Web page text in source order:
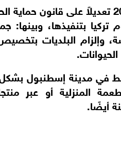
وأقر البرلمان التركي عام 2024
تركيا بتنفيذها،
في مدينة إسطنبول
المنزلية أو عبر
أيضًا.